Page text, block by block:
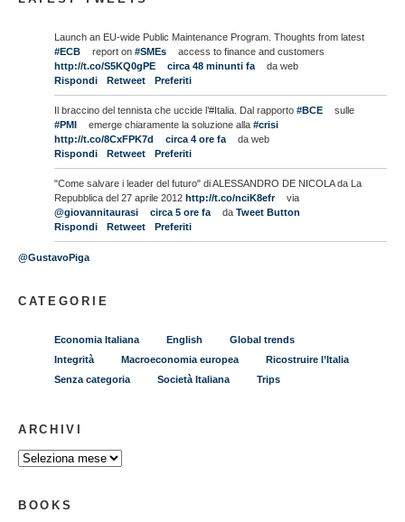
Launch an EU-wide Public Maintenance Program. Thoughts from latest
#ECB
report on #SMEs
access to finance and customers
http://t.co/S5KQ0gPE
circa 48 minunti fa
da web
Rispondi
Retweet Preferiti
Il braccino del tennista che uccide l’#Italia. Dal rapporto #BCE
sulle
#PMI
emerge chiaramente la soluzione alla #crisi
http://t.co/8CxFPK7d
circa 4 ore fa
da web
Rispondi
Retweet Preferiti
"Come salvare i leader del futuro" di ALESSANDRO DE NICOLA da La
Repubblica del 27 aprile 2012 http://t.co/nciK8efr
via
@giovannitaurasi
circa 5 ore fa da Tweet Button
Rispondi
Retweet Preferiti
@GustavoPiga
CATEGORIE
Economia Italiana English
Global trends
Integrità
Macroeconomia europea
Ricostruire l’Italia
Senza categoria
Società Italiana Trips
ARCHIVI
BOOKS